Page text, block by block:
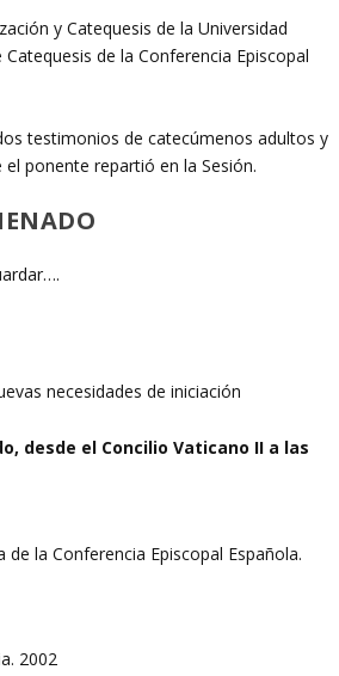
y Catequesis de la Universidad
de la Conferencia Episcopal
testimonios de catecúmenos adultos y
ponente repartió en la Sesión.
necesidades de iniciación
desde el Concilio Vaticano II a las
la Conferencia Episcopal Española.
2002